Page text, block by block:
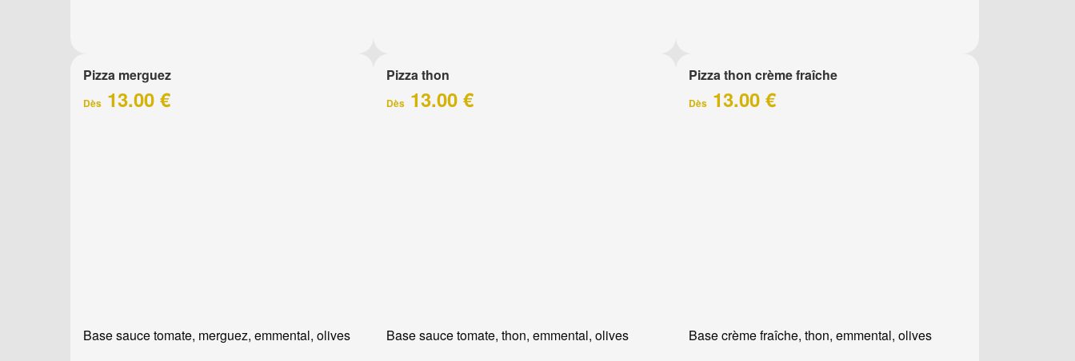
Pizza merguez
Dès 13.00 €
Base sauce tomate, merguez, emmental, olives
Pizza thon
Dès13.00 €
Base sauce tomate, thon, emmental, olives
Pizza thon crème fraîche
Dès 13.00 €
Base crème fraîche, thon, emmental, olives